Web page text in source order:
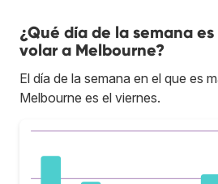
¿Qué día de la semana
volar a Melbourne?
El día de la semana en el que es
Melbourne es el viernes.